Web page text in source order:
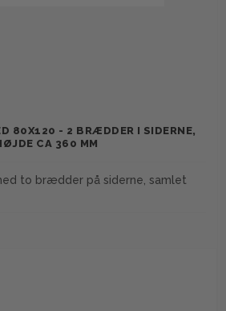
80X120 - 2 BRÆDDER I SIDERNE,
CA 360 MM
to brædder på siderne, samlet